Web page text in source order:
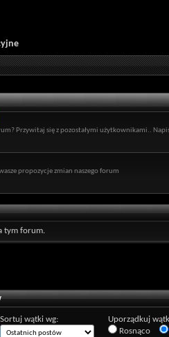
Przywitaj się z pozostałymi użytkownikami..
propozycje zmian naszego forum
tym forum.
Sortuj wątki wg:
Uporządkuj
Rosnąco